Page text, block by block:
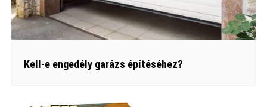
Kell-e engedély garázs építéséhez?